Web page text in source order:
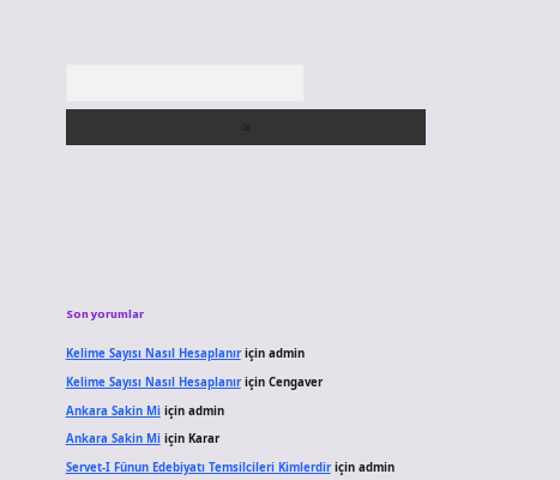
Son yorumlar
Kelime Sayısı Nasıl Hesaplanıriçin admin
Kelime Sayısı Nasıl Hesaplanıriçin Cengaver
Ankara Sakin Miiçin admin
Ankara Sakin Miiçin Karar
Servet-I Fünun Edebiyatı Temsilcileri Kimlerdiriçin admin